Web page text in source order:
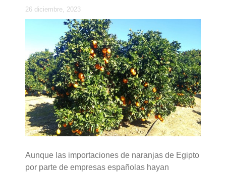
26 diciembre, 2023
Aunque las importaciones de naranjas de Egipto
por parte de empresas españolas hayan